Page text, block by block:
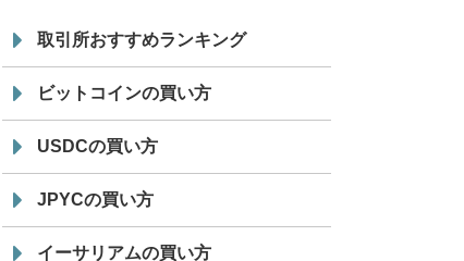
19:30
てステーブルコイン「JPYSC」徹底解
説セミナーを開催
取引所おすすめランキング
ビットコインの買い方
USDCの買い方
JPYCの買い方
イーサリアムの買い方